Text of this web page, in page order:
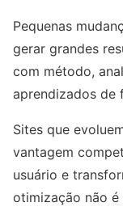
Pequenas
gerar grandes
com método,
aprendizados de
Sites que
vantagem
usuário e
otimização não é